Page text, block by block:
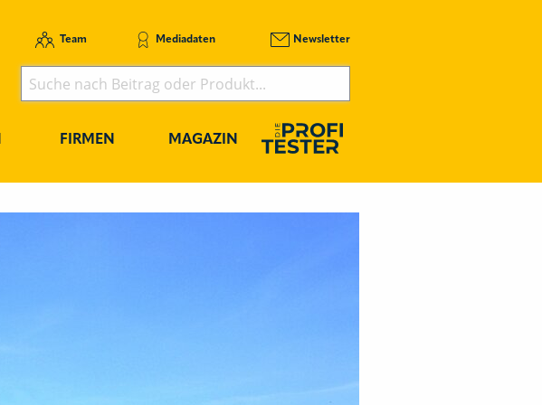
Team Mediadaten Newsletter
FIRMEN MAGAZIN